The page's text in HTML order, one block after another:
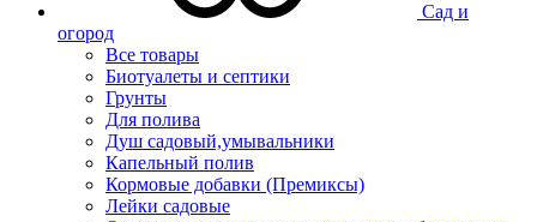
Сад и
огород
Все товары
Биотуалеты и септики
Грунты
Для полива
Душ садовый,умывальники
Капельный полив
Кормовые добавки (Премиксы)
Лейки садовые